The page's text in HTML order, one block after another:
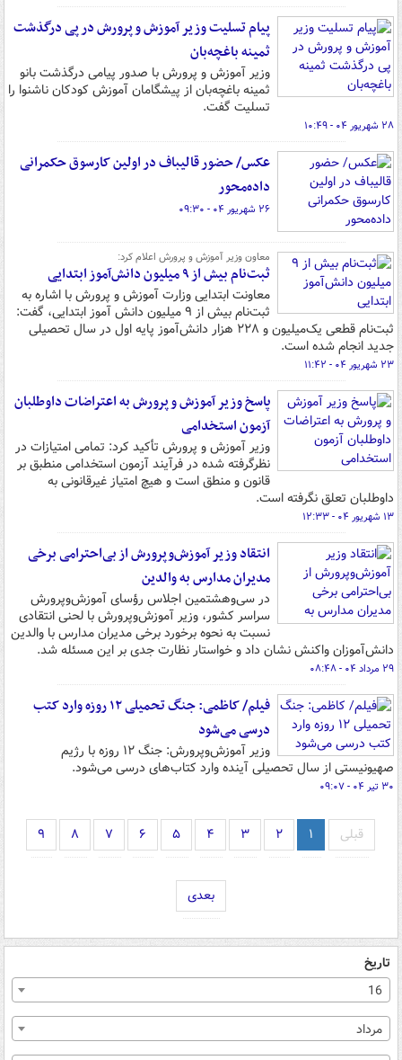
پیام تسلیت وزیر آموزش و پرورش در پی درگذشت
ثمینه باغچه‌بان
وزیر آموزش و پرورش با صدور پیامی درگذشت بانو
ثمینه باغچه‌بان از پیشگامان آموزش کودکان ناشنوا را
تسلیت گفت.
۲۸ شهریور ۰۴ - ۱۰:۴۹
عکس/ حضور قالیباف در اولین کارسوق حکمرانی
داده‌محور
۲۶ شهریور ۰۴ - ۰۹:۳۰
معاون وزیر آموزش و پرورش اعلام کرد:
ثبت‌نام بیش از ۹ میلیون دانش‌آموز ابتدایی
معاونت ابتدایی وزارت آموزش و پرورش با اشاره به
ثبت‌نام بیش از ۹ میلیون دانش آموز ابتدایی، گفت:‌
ثبت‌نام قطعی یک‌میلیون و ۲۲۸ هزار دانش‌آموز پایه اول در سال تحصیلی
جدید انجام شده است.
۲۳ شهریور ۰۴ - ۱۱:۴۲
پاسخ وزیر آموزش و پرورش به اعتراضات داوطلبان
آزمون استخدامی
وزیر آموزش و پرورش تأکید کرد: تمامی امتیازات در
نظرگرفته شده در فرآیند آزمون استخدامی منطبق بر
قانون و منطق است و هیچ امتیاز غیرقانونی به
داوطلبان تعلق نگرفته است.
۱۳ شهریور ۰۴ - ۱۲:۳۳
انتقاد وزیر آموزش‌وپرورش از بی‌احترامی برخی
مدیران مدارس به والدین
در سی‌وهشتمین اجلاس رؤسای آموزش‌وپرورش
سراسر کشور، وزیر آموزش‌وپرورش با لحنی انتقادی
نسبت به نحوه برخورد برخی مدیران مدارس با والدین
دانش‌آموزان واکنش نشان داد و خواستار نظارت جدی بر این مسئله شد.
۲۹ مرداد ۰۴ - ۰۸:۴۸
فیلم/ کاظمی: جنگ تحمیلی ۱۲ روزه وارد کتب
درسی می‌شود
وزیر آموزش‌وپرورش: جنگ ۱۲ روزه با رژیم
صهیونیستی از سال تحصیلی آینده وارد کتاب‌های درسی می‌شود.
۳۰ تیر ۰۴ - ۰۹:۰۷
قبلی ۱ ۲ ۳ ۴ ۵ ۶ ۷ ۸ ۹
بعدی
تاریخ
16
مرداد